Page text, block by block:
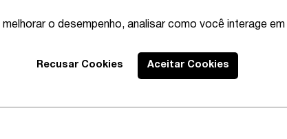
o desempenho, analisar como você interage
Recusar Cookies Aceitar Cookies